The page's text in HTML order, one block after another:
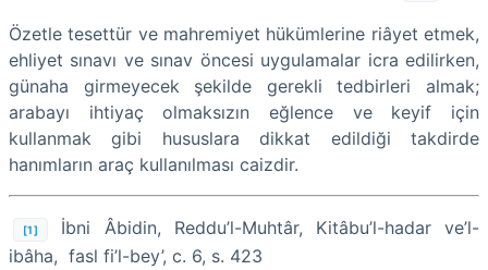
Özetle tesettür ve mahremiyet hükümlerine riâyet etmek,
ehliyet sınavı ve sınav öncesi uygulamalar icra edilirken,
günaha girmeyecek şekilde gerekli tedbirleri almak;
arabayı ihtiyaç olmaksızın eğlence ve keyif için
kullanmak gibi hususlara dikkat edildiği takdirde
hanımların araç kullanılması caizdir.
[1]
İbni Âbidin, Reddu’l-Muhtâr, Kitâbu’l-hadar ve’l-
ibâha, fasl fi’l-bey’, c. 6, s. 423